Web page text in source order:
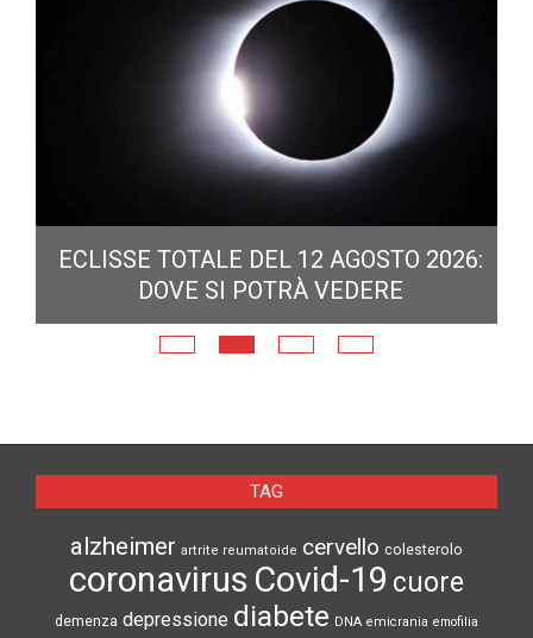
ECLISSE TOTALE DEL 12 AGOSTO 2026:
DOVE SI POTRÀ VEDERE
TAG
alzheimer artrite reumatoide cervello colesterolo
coronavirus Covid-19 cuore
demenza depressione diabete DNA emicrania emofilia